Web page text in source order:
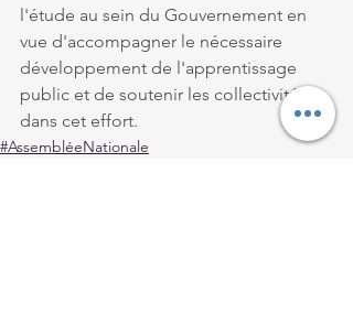
l'étude au sein du Gouvernement en
vue d'accompagner le nécessaire
développement de l'apprentissage
public et de soutenir les collectivités
dans cet effort.
#AssembléeNationale